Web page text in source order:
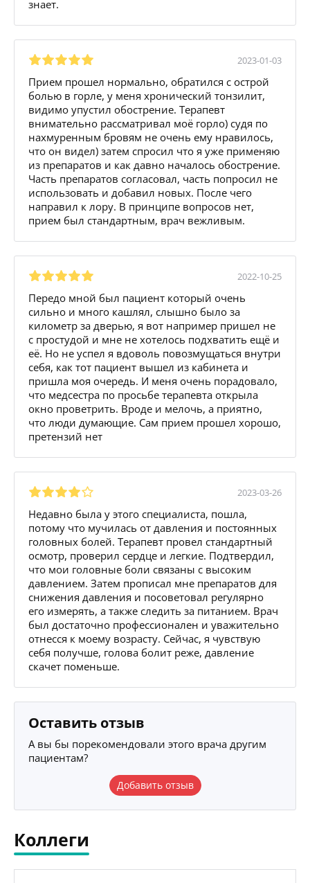
знает.
2023-01-03
Прием прошел нормально, обратился с острой
болью в горле, у меня хронический тонзилит,
видимо упустил обострение. Терапевт
внимательно рассматривал моё горло) судя по
нахмуренным бровям не очень ему нравилось,
что он видел) затем спросил что я уже применяю
из препаратов и как давно началось обострение.
Часть препаратов согласовал, часть попросил не
использовать и добавил новых. После чего
направил к лору. В принципе вопросов нет,
прием был стандартным, врач вежливым.
2022-10-25
Передо мной был пациент который очень
сильно и много кашлял, слышно было за
километр за дверью, я вот например пришел не
с простудой и мне не хотелось подхватить ещё и
её. Но не успел я вдоволь повозмущаться внутри
себя, как тот пациент вышел из кабинета и
пришла моя очередь. И меня очень порадовало,
что медсестра по просьбе терапевта открыла
окно проветрить. Вроде и мелочь, а приятно,
что люди думающие. Сам прием прошел хорошо,
претензий нет
2023-03-26
Недавно была у этого специалиста, пошла,
потому что мучилась от давления и постоянных
головных болей. Терапевт провел стандартный
осмотр, проверил сердце и легкие. Подтвердил,
что мои головные боли связаны с высоким
давлением. Затем прописал мне препаратов для
снижения давления и посоветовал регулярно
его измерять, а также следить за питанием. Врач
был достаточно профессионален и уважительно
отнесся к моему возрасту. Сейчас, я чувствую
себя получше, голова болит реже, давление
скачет поменьше.
Оставить отзыв
А вы бы порекомендовали этого врача другим
пациентам?
Добавить отзыв
Коллеги